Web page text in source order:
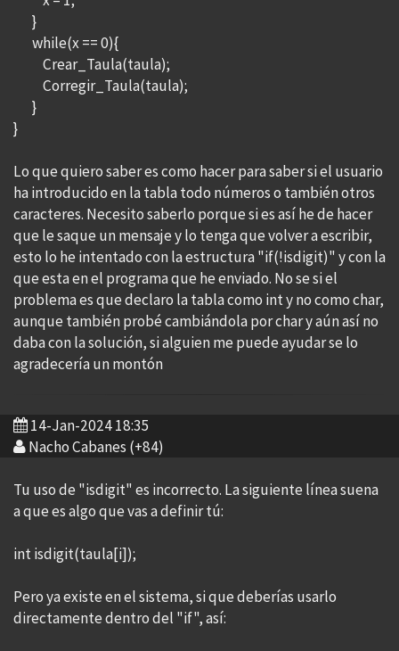
}
while(x == 0){
Crear_Taula(taula);
Corregir_Taula(taula);
}
}
Lo que quiero saber es como hacer para saber si el usuario
ha introducido en la tabla todo números o también otros
caracteres. Necesito saberlo porque si es así he de hacer
que le saque un mensaje y lo tenga que volver a escribir,
esto lo he intentado con la estructura "if(!isdigit)" y con la
que esta en el programa que he enviado. No se si el
problema es que declaro la tabla como int y no como char,
aunque también probé cambiándola por char y aún así no
daba con la solución, si alguien me puede ayudar se lo
agradecería un montón
14-Jan-2024 18:35
Nacho Cabanes (+84)
Tu uso de "isdigit" es incorrecto. La siguiente línea suena
a que es algo que vas a definir tú:
int isdigit(taula[i]);
Pero ya existe en el sistema, si que deberías usarlo
directamente dentro del "if", así: